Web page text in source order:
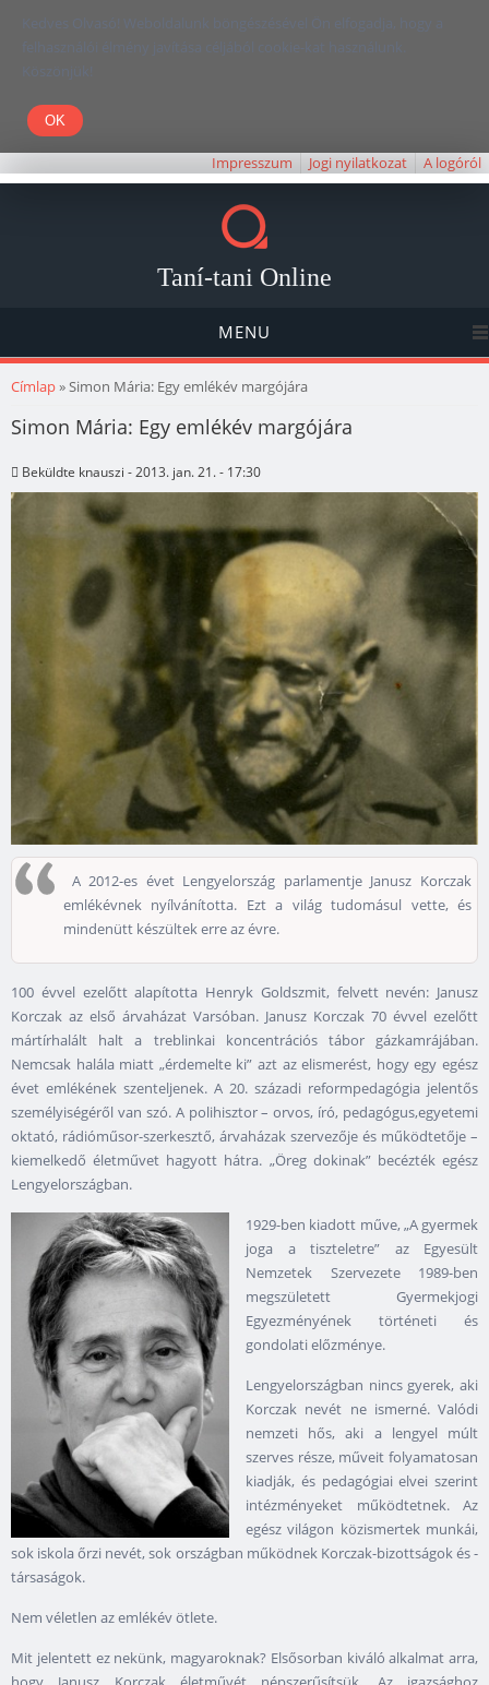
Kedves Olvasó! Weboldalunk böngészésével Ön elfogadja, hogy a
felhasználói élmény javítása céljából cookie-kat használunk.
Köszönjük!
Impresszum Jogi nyilatkozat A logóról
Taní-tani Online
MENU
Jelenlegi hely
Címlap» Simon Mária: Egy emlékév margójára
Simon Mária: Egy emlékév margójára
Beküldte knauszi - 2013. jan. 21. - 17:30
A 2012-es évet Lengyelország parlamentje Janusz Korczak
emlékévnek nyílvánította. Ezt a világ tudomásul vette, és
mindenütt készültek erre az évre.
100 évvel ezelőtt alapította Henryk Goldszmit, felvett nevén: Janusz
Korczak az első árvaházat Varsóban. Janusz Korczak 70 évvel ezelőtt
mártírhalált halt a treblinkai koncentrációs tábor gázkamrájában.
Nemcsak halála miatt „érdemelte ki” azt az elismerést, hogy egy egész
évet emlékének szenteljenek. A 20. századi reformpedagógia jelentős
személyiségéről van szó. A polihisztor – orvos, író, pedagógus,egyetemi
oktató, rádióműsor-szerkesztő, árvaházak szervezője és működtetője –
kiemelkedő életművet hagyott hátra. „Öreg dokinak” becézték egész
Lengyelországban.
1929-ben kiadott műve, „A gyermek
joga a tiszteletre” az Egyesült
Nemzetek Szervezete 1989-ben
megszületett Gyermekjogi
Egyezményének történeti és
gondolati előzménye.
Lengyelországban nincs gyerek, aki
Korczak nevét ne ismerné. Valódi
nemzeti hős, aki a lengyel múlt
szerves része, műveit folyamatosan
kiadják, és pedagógiai elvei szerint
intézményeket működtetnek. Az
egész világon közismertek munkái,
sok iskola őrzi nevét, sok országban működnek Korczak-bizottságok és -
társaságok.
Nem véletlen az emlékév ötlete.
Mit jelentett ez nekünk, magyaroknak? Elsősorban kiváló alkalmat arra,